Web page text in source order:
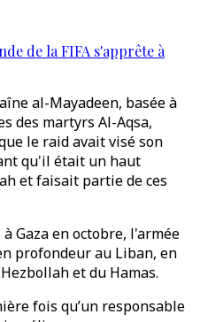
de la FIFA s'apprête à
al-Mayadeen, basée à
des martyrs Al-Aqsa,
le raid avait visé son
qu'il était un haut
et faisait partie de ces
Gaza en octobre, l'armée
profondeur au Liban, en
et du Hamas.
fois qu’un responsable